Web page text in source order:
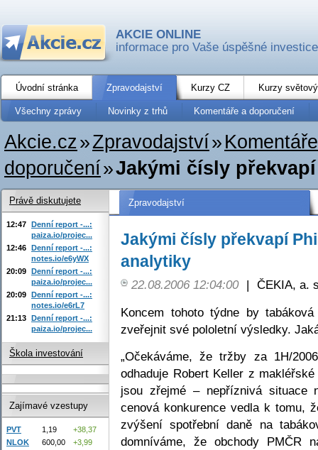
AKCIE ONLINE
informace pro Vaše úspěšné investice
Úvodní stránka Zpravodajství Kurzy CZ Kurzy
Všechny zprávy Novinky z trhů Komentáře a doporučení
Akcie.cz»Zpravodajství»
doporučení»Jakými čísly
Zpravodajství
Jakými čísly překvapí
analytiky
22.08.2006 12:04:00 | ČEKIA, a.
Koncem tohoto týdne by
zveřejnit své pololetní výsledky.
„Očekáváme, že tržby za 1H/
odhaduje Robert Keller z
jsou zřejmé – nepříznivá situace
cenová konkurence vedla k tomu,
zvýšení spotřební daně na
domníváme, že obchody PMČR
Právě diskutujete
12:47 Denní report -...:
paiza.io/projec...
12:46 Denní report -...:
notes.io/e6yWX
20:09 Denní report -...:
paiza.io/projec...
20:09 Denní report -...:
notes.io/e6rL7
21:13 Denní report -...:
paiza.io/projec...
Škola investování
Zajímavé vzestupy
PVT 1,19
+38,37
NLOK
600,00
+3,99